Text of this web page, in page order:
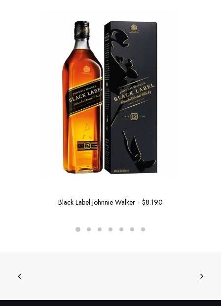
Black Label Johnnie Walker $8.190